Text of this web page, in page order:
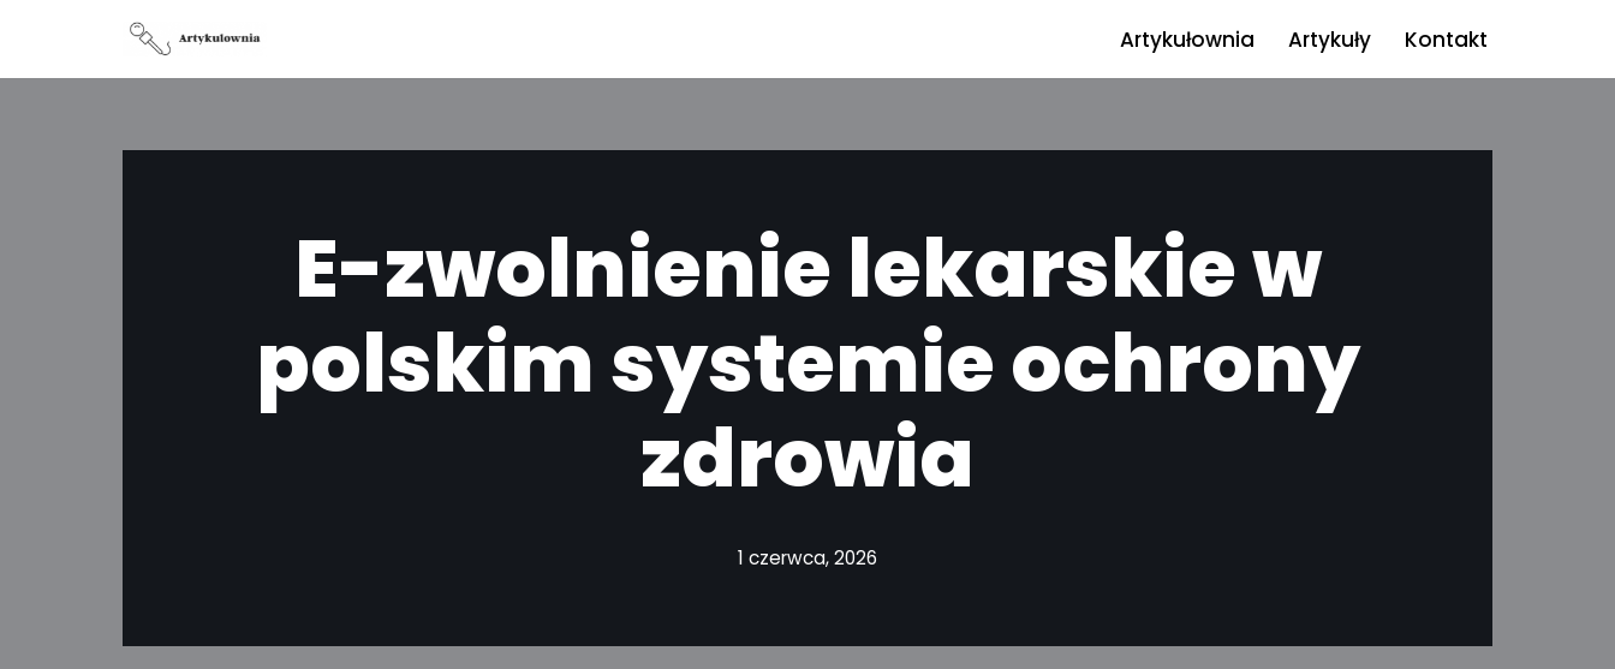
Artykułownia Artykuły Kontakt
E-zwolnienie lekarskie w
polskim systemie ochrony
zdrowia
1 czerwca, 2026